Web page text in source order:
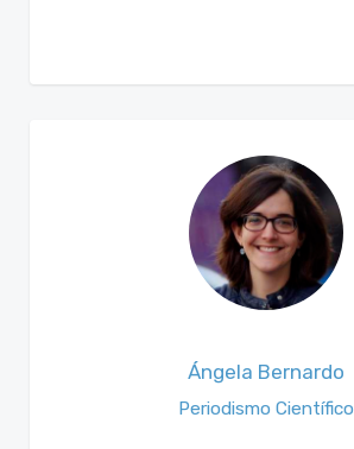
Ángela Bernardo
Periodismo Científico